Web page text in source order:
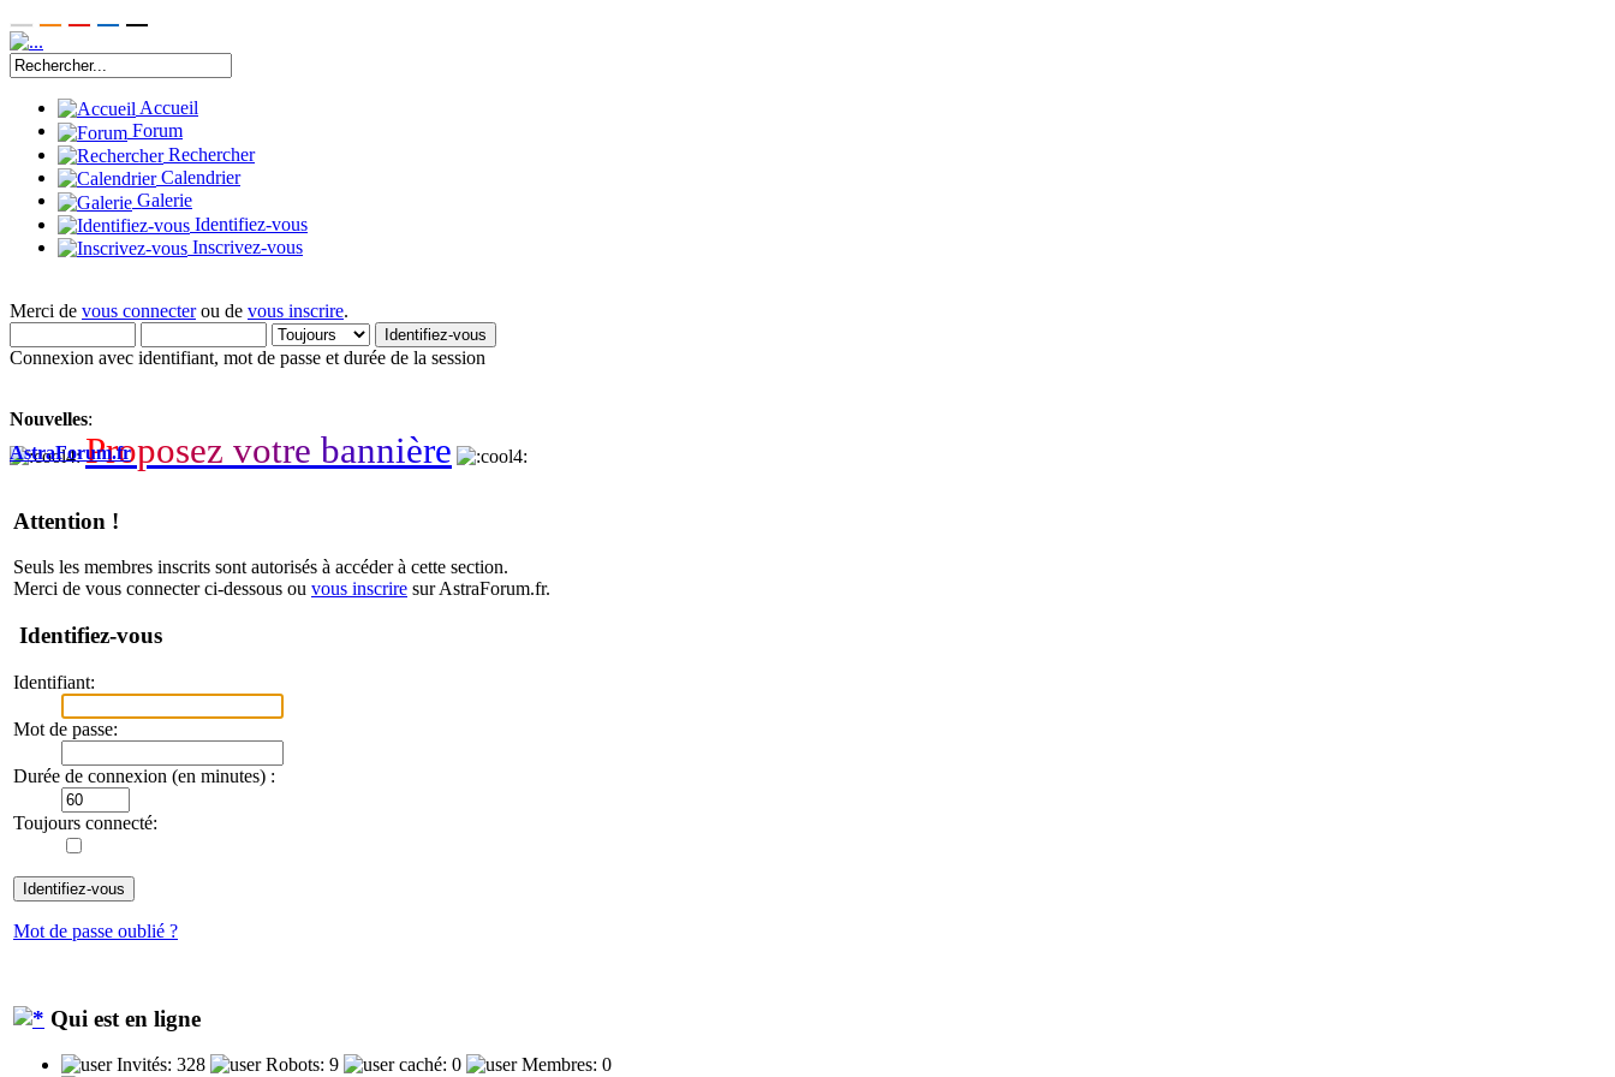
Accueil
Forum
Rechercher
Calendrier
Galerie
Identifiez-vous
Inscrivez-vous
Merci de vous connecterou de vous inscrire.
Connexion avec identifiant, mot de passe et durée de la session
Nouvelles:
Proposez votre bannière
AstraForum.fr
Attention !
Seuls les membres inscrits sont autorisés à accéder à cette section.
Merci de vous connecter ci-dessous ou vous inscrire sur AstraForum.fr.
Identifiez-vous
Identifiant:
Mot de passe:
Durée de connexion (en minutes) :
Toujours connecté:
Mot de passe oublié ?
Qui est en ligne
Invités: 328 Robots: 9 caché: 0
Membres: 0